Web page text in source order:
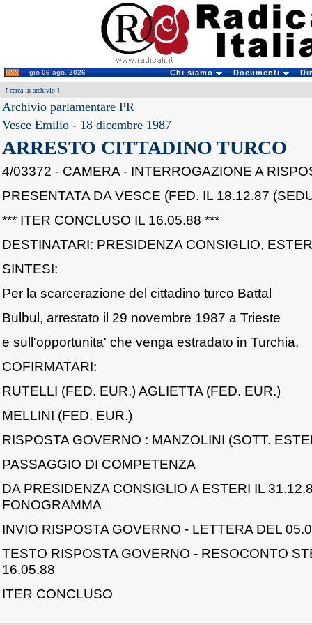
gio 06 ago. 2026 Chi siamo Documenti
[ cerca in archivio ]
Archivio parlamentare PR
Vesce Emilio - 18 dicembre 1987
ARRESTO CITTADINO TURCO
4/03372 - CAMERA - INTERROGAZIONE A
PRESENTATA DA VESCE (FED. IL 18.12.87
*** ITER CONCLUSO IL 16.05.88 ***
DESTINATARI: PRESIDENZA CONSIGLIO,
SINTESI:
Per la scarcerazione del cittadino turco Battal
Bulbul, arrestato il 29 novembre 1987 a Trieste
e sull'opportunita' che venga estradato in Turchia.
COFIRMATARI:
RUTELLI (FED. EUR.) AGLIETTA (FED. EUR.)
MELLINI (FED. EUR.)
RISPOSTA GOVERNO : MANZOLINI (SOTT.
PASSAGGIO DI COMPETENZA
DA PRESIDENZA CONSIGLIO A ESTERI IL
FONOGRAMMA
INVIO RISPOSTA GOVERNO - LETTERA DEL
TESTO RISPOSTA GOVERNO - RESOCONTO
16.05.88
ITER CONCLUSO